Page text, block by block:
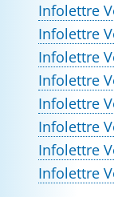
Infolettre
Infolettre
Infolettre
Infolettre
Infolettre
Infolettre
Infolettre
Infolettre